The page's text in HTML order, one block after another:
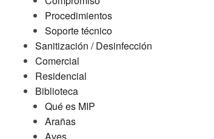
Procedimientos
Soporte técnico
Sanitización / Desinfección
Comercial
Residencial
Biblioteca
Qué es MIP
Arañas
Aves